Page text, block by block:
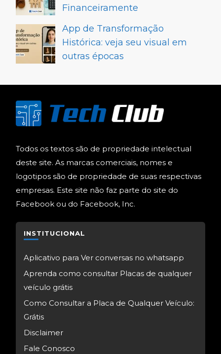
Financeiramente
App de Transformação
Histórica: veja seu visual em
outras épocas
Todos os textos são de propriedade intelectual
deste site. As marcas comerciais, nomes e
logotipos são de propriedade de suas respectivas
empresas. Este site não faz parte do site do
Facebook ou do Facebook, Inc.
INSTITUCIONAL
Aplicativo para Ver conversas no whatsapp
Aprenda como consultar Placas de qualquer
veículo grátis
Como Consultar a Placa de Qualquer Veículo:
Grátis
Disclaimer
Fale Conosco